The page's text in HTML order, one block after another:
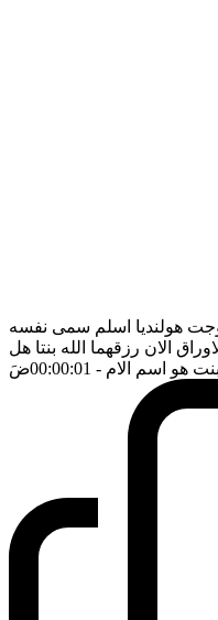
هولنديا اسلم سمى نفسه
الان رزقهما الله بنتا هل
هو اسم الام - 00:00:01 ضَ